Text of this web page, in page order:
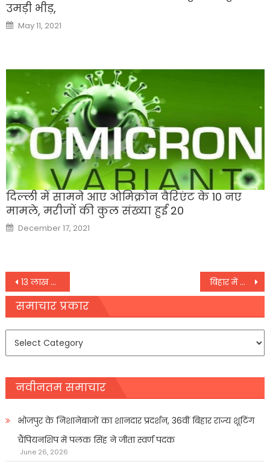
उमड़ी भीड़,
Posted
on
May 11, 2021
दिल्ली में सामने आए ओमिक्रोन वैरिएंट के 10 नए
मामले, मरीजों की कुल संख्या हुई 20
Posted
on
December 17, 2021
Post
navigation
13 लाख परिवारों का पूरा होगा घर का सपना, सीएम योगी ने आवास योजना पर तत्काल काम शुरू करने के दिए निर्देश बिहार में मान्यताप्राप्त अनुदानित मदरसों को चलायेगी प्रबंध समिति
समाचार प्रकार
नवीनतम समाचार
भोजपुर के निशानेबाजों का शानदार प्रदर्शन, 36वीं बिहार राज्य शूटिंग
चैंपियनशिप में पलक सिंह ने जीता स्वर्ण पदक
June 26, 2026